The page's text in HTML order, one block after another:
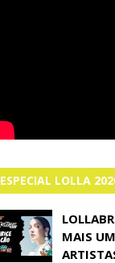
ESPECIAL LOLLA
MAIS